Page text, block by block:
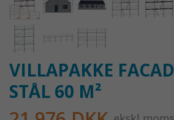
VILLAPAKKE
STÅL 60 M²